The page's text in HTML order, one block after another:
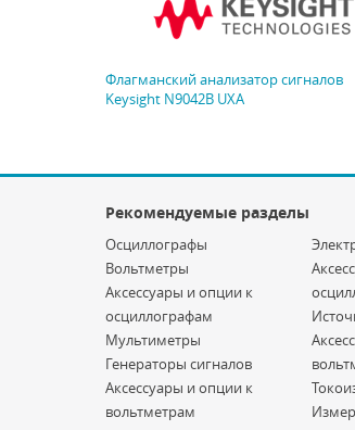
Флагманский анализатор сигналов
Keysight N9042B UXA
Рекомендуемые разделы
Осциллографы
Вольтметры
Аксессуары и опции к
осциллографам
Мультиметры
Генераторы сигналов
Аксессуары и опции к
вольтметрам